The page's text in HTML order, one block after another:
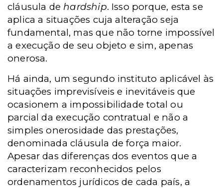
cláusula de hardship. Isso porque, esta se
aplica a situações cuja alteração seja
fundamental, mas que não torne impossível
a execução de seu objeto e sim, apenas
onerosa.
Há ainda, um segundo instituto aplicável às
situações imprevisíveis e inevitáveis que
ocasionem a impossibilidade total ou
parcial da execução contratual e não a
simples onerosidade das prestações,
denominada cláusula de força maior.
Apesar das diferenças dos eventos que a
caracterizam reconhecidos pelos
ordenamentos jurídicos de cada país, a